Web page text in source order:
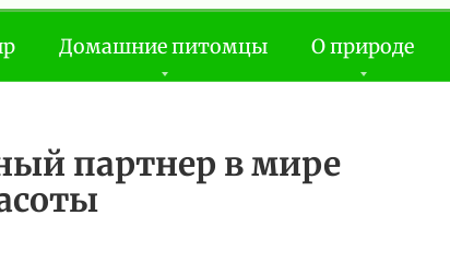
Домашние питомцы О природе
партнер в мире